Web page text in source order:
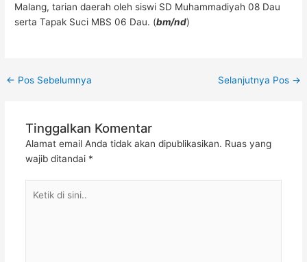
Malang, tarian daerah oleh siswi SD Muhammadiyah 08 Dau
serta Tapak Suci MBS 06 Dau. (bm/nd)
← Pos Sebelumnya Selanjutnya Pos →
Tinggalkan Komentar
Alamat email Anda tidak akan dipublikasikan. Ruas yang
wajib ditandai *